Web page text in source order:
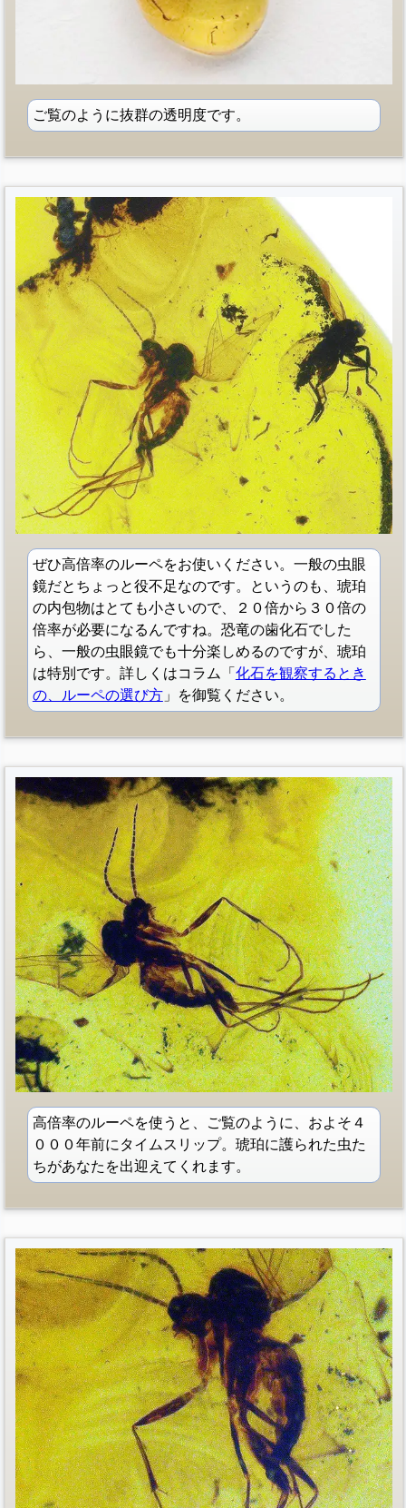
ご覧のように抜群の透明度です。
ぜひ高倍率のルーペをお使いください。一般の虫眼
鏡だとちょっと役不足なのです。というのも、琥珀
の内包物はとても小さいので、２０倍から３０倍の
倍率が必要になるんですね。恐竜の歯化石でした
ら、一般の虫眼鏡でも十分楽しめるのですが、琥珀
は特別です。詳しくはコラム「 化石を観察するとき
の、ルーペの選び方」を御覧ください。
高倍率のルーペを使うと、ご覧のように、およそ４
０００年前にタイムスリップ。琥珀に護られた虫た
ちがあなたを出迎えてくれます。